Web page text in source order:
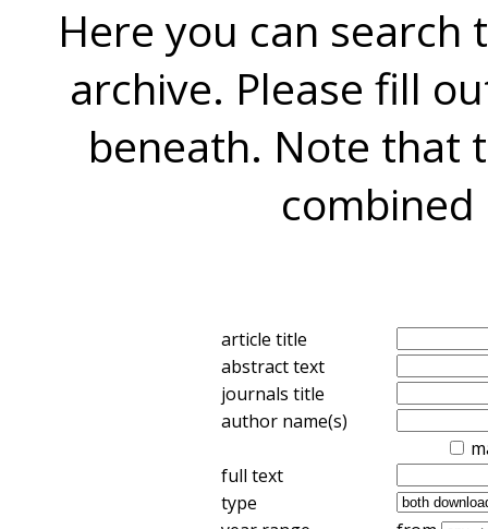
Here you can search
archive. Please fill
beneath. Note that
combined
article title
abstract text
journals title
author name(s)
full text
type